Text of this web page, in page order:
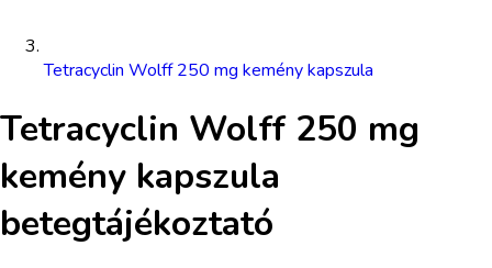
Tetracyclin Wolff 250 mg kemény kapszula
Tetracyclin Wolff 250 mg
kemény kapszula
betegtájékoztató